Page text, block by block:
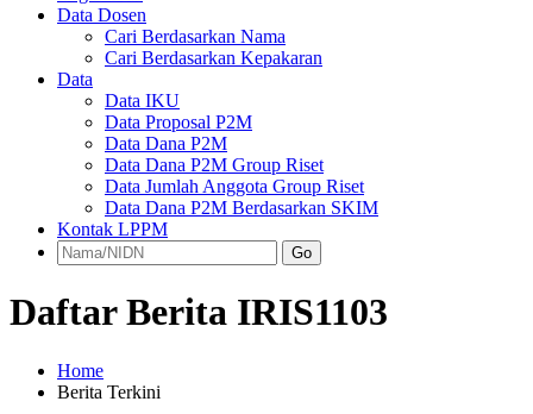
Data Dosen
Cari Berdasarkan Nama
Cari Berdasarkan Kepakaran
Data
Data IKU
Data Proposal P2M
Data Dana P2M
Data Dana P2M Group Riset
Data Jumlah Anggota Group Riset
Data Dana P2M Berdasarkan SKIM
Kontak LPPM
Go
Daftar Berita IRIS1103
Home
Berita Terkini